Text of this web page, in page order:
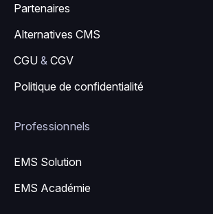
Partenaires
Alternatives CMS
CGU & CGV
Politique de confidentialité
Professionnels
EMS Solution
EMS Académie